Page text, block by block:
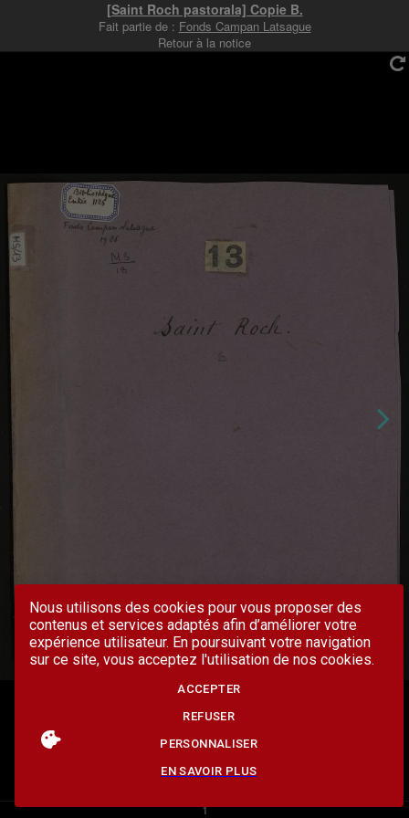
Nous utilisons des cookies pour vous proposer des
contenus et services adaptés afin d’améliorer votre
expérience utilisateur. En poursuivant votre navigation
sur ce site, vous acceptez l'utilisation de nos cookies.
ACCEPTER
REFUSER
PERSONNALISER
EN SAVOIR PLUS